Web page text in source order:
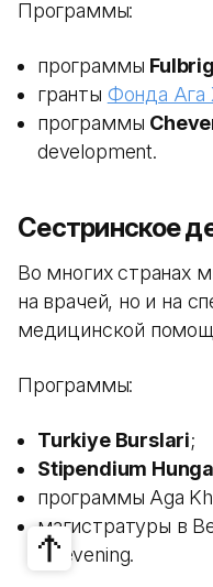
Программы:
программы
гранты Фонда Ага
программы
development.
Сестринское
Во многих странах
на врачей, но и на
медицинской
Программы:
Turkiye Burslari;
Stipendium
программы Aga
магистратуры в
Chevening.